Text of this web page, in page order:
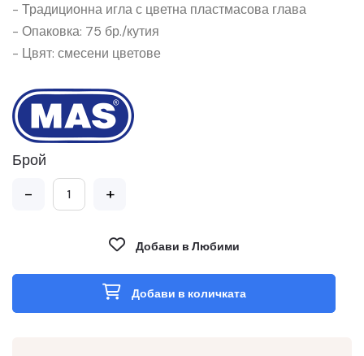
- Традиционна игла с цветна пластмасова глава
- Опаковка: 75 бр./кутия
- Цвят: смесени цветове
Брой
- +
Добави в Любими
Добави в количката